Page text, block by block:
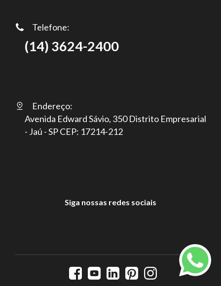
Telefone:
(14) 3624-2400
Endereço:
Avenida Edward Sávio, 350 Distrito Empresarial
- Jaú - SP CEP: 17214-212
Siga nossas redes sociais